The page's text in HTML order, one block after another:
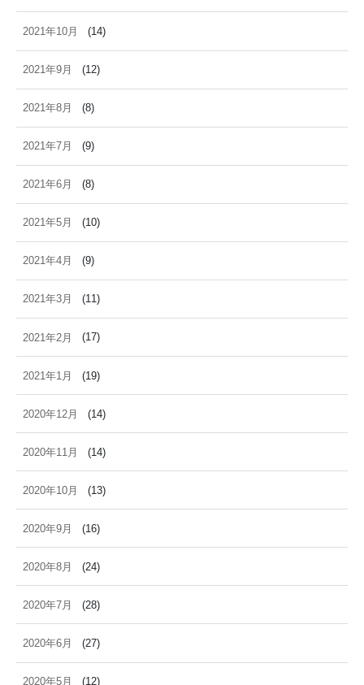
2021年10月 (14)
2021年9月 (12)
2021年8月 (8)
2021年7月 (9)
2021年6月 (8)
2021年5月 (10)
2021年4月 (9)
2021年3月 (11)
2021年2月 (17)
2021年1月 (19)
2020年12月 (14)
2020年11月 (14)
2020年10月 (13)
2020年9月 (16)
2020年8月 (24)
2020年7月 (28)
2020年6月 (27)
2020年5月 (12)